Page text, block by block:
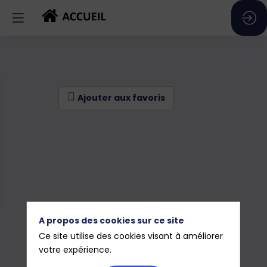
Ajouter aux favoris
A propos des cookies sur ce site
Ce site utilise des cookies visant à améliorer
votre expérience.